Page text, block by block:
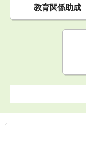
教育関係助成